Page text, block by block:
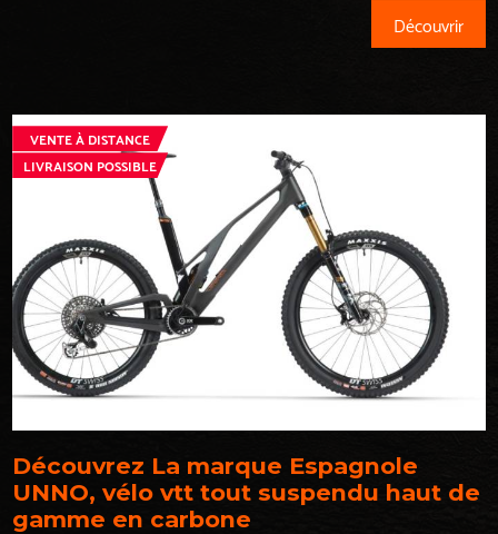
Découvrir
VENTE À DISTANCE
LIVRAISON POSSIBLE
Découvrez La marque Espagnole
UNNO, vélo vtt tout suspendu haut de
gamme en carbone